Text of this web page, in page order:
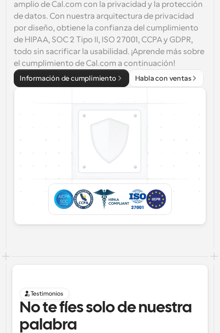
amplio de Cal.com con la privacidad y la protección
de datos. Con nuestra arquitectura de privacidad
por diseño, obtiene la confianza del cumplimiento
de HIPAA, SOC 2 Tipo II, ISO 27001, CCPA y GDPR,
todo sin sacrificar la usabilidad. ¡Aprende más sobre
el cumplimiento de Cal.com a continuación!
Información de cumplimiento Habla con ventas
Testimonios
No te fíes solo de nuestra
palabra